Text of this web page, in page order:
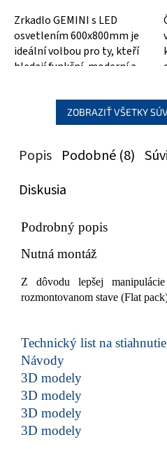
Zrkadlo GEMINI s LED
osvetlením 600x800mm je
ideální volbou pro ty, kteří
hledají funkční, moderní a
koupelny....
ZOBRAZIŤ VŠETKY
Popis Podobné (8)
Diskusia
Podrobný popis
Nutná montáž
Z dôvodu lepšej
rozmontovanom stave (Flat
Technický list na
Návody
3D modely
3D modely
3D modely
3D modely